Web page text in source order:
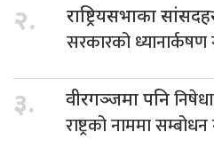
२. राष्ट्रियसभाका
सरकारको ध्यानार्कषण
३. वीरगञ्जमा पनि
राष्ट्रको नाममा सम्बोधन